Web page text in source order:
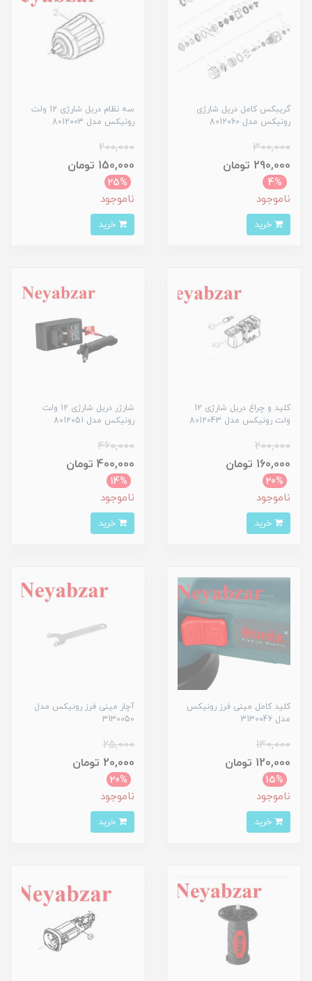
گریبکس کامل دریل شارژی
رونیکس مدل 8012060
300,000
290,000 تومان
4%
ناموجود
سه نظام دریل شارژی 12 ولت
رونیکس مدل 8012003
200,000
150,000 تومان
25%
ناموجود
کلید و چراغ دریل شارژی 12
ولت رونیکس مدل 8012043
200,000
160,000 تومان
20%
ناموجود
شارژر دریل شارژی 12 ولت
رونیکس مدل 8012051
460,000
400,000 تومان
14%
ناموجود
کلید کامل مینی فرز رونیکس
مدل 3130046
140,000
120,000 تومان
15%
ناموجود
آچار مینی فرز رونیکس مدل
3130050
25,000
20,000 تومان
20%
ناموجود